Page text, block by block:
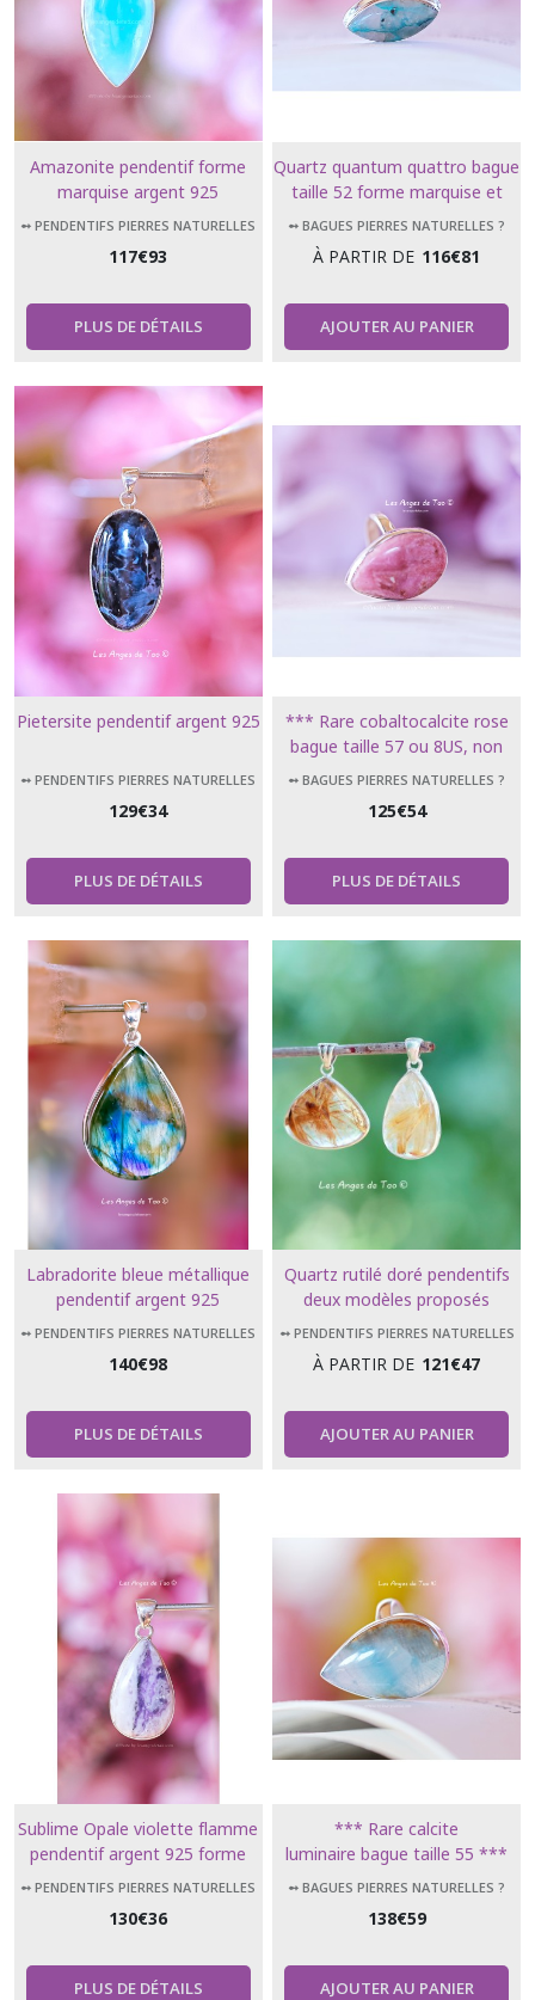
Amazonite pendentif forme
marquise argent 925
➻ PENDENTIFS PIERRES NATURELLES
117€93
PLUS DE DÉTAILS
Quartz quantum quattro bague
taille 52 forme marquise et
taille 56 forme ovale
➻ BAGUES PIERRES NATURELLES ?
À PARTIR DE 116€81
AJOUTER AU PANIER
Pietersite pendentif argent 925
➻ PENDENTIFS PIERRES NATURELLES
129€34
PLUS DE DÉTAILS
*** Rare cobaltocalcite rose
bague taille 57 ou 8US, non
ajustable forme larme ***
➻ BAGUES PIERRES NATURELLES ?
125€54
PLUS DE DÉTAILS
Labradorite bleue métallique
pendentif argent 925
➻ PENDENTIFS PIERRES NATURELLES
140€98
PLUS DE DÉTAILS
Quartz rutilé doré pendentifs
deux modèles proposés
➻ PENDENTIFS PIERRES NATURELLES
À PARTIR DE 121€47
AJOUTER AU PANIER
Sublime Opale violette flamme
pendentif argent 925 forme
larme
➻ PENDENTIFS PIERRES NATURELLES
130€36
PLUS DE DÉTAILS
*** Rare calcite
luminaire bague taille 55 ***
➻ BAGUES PIERRES NATURELLES ?
138€59
AJOUTER AU PANIER